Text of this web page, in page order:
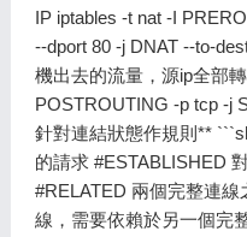
IP iptables -t nat -I
--dport 80 -j DNAT --to-
機出去的流量，源ip全部
POSTROUTING -p tcp -j
針對連結狀態作規則**
的請求 #ESTABLISHED
#RELATED 兩個完整連
線，需要依賴於另一個完